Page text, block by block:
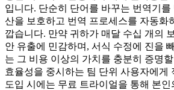
입니다. 단순히 단어를 바꾸는 번역기
산을 보호하고 번역 프로세스를 자동화
깝습니다. 만약 귀하가 매달 수십 개의
안 유출에 민감하며, 서식 수정에 진을
는 그 비용 이상의 가치를 충분히 증명
효율성을 중시하는 팀 단위 사용자에게
도입 시에는 무료 트라이얼을 통해 본인